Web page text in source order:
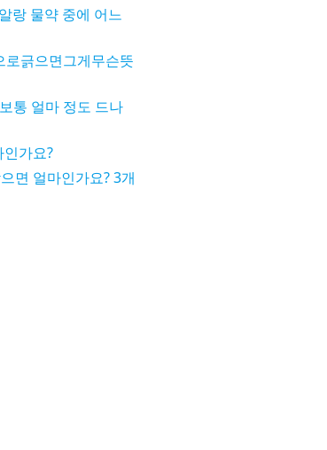
랑 물약 중에 어느
긁으면그게무슨뜻
통 얼마 정도 드나
가요?
면 얼마인가요? 3개